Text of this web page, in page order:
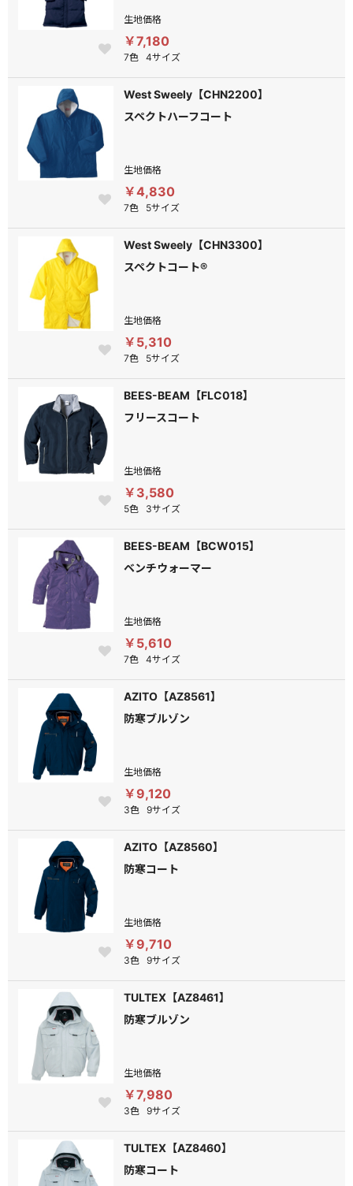
生地価格
￥7,180
7色 4サイズ
West Sweely【CHN2200】
スペクトハーフコート
生地価格
￥4,830
7色 5サイズ
West Sweely【CHN3300】
スペクトコート®
生地価格
￥5,310
7色 5サイズ
BEES-BEAM【FLC018】
フリースコート
生地価格
￥3,580
5色 3サイズ
BEES-BEAM【BCW015】
ベンチウォーマー
生地価格
￥5,610
7色 4サイズ
AZITO【AZ8561】
防寒ブルゾン
生地価格
￥9,120
3色 9サイズ
AZITO【AZ8560】
防寒コート
生地価格
￥9,710
3色 9サイズ
TULTEX【AZ8461】
防寒ブルゾン
生地価格
￥7,980
3色 9サイズ
TULTEX【AZ8460】
防寒コート